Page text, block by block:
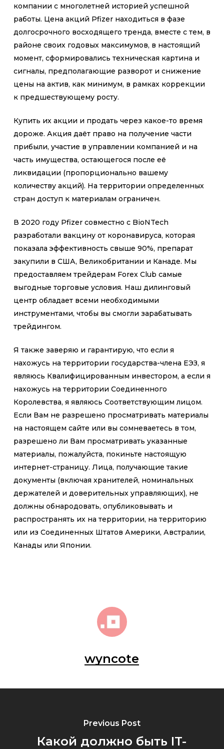
компании с многолетней историей успешной
работы. Цена акций Pfizer находиться в фазе
долгосрочного восходящего тренда, вместе с тем, в
районе своих годовых максимумов, в настоящий
момент, сформировались техническая картина и
сигналы, предполагающие разворот и снижение
цены на актив, как минимум, в рамках коррекции
к предшествующему росту.
Купить их акции и продать через какое-то время
дороже. Акция даёт право на получение части
прибыли, участие в управлении компанией и на
часть имущества, остающегося после её
ликвидации (пропорционально вашему
количеству акций). На территории определенных
стран доступ к материалам ограничен.
В 2020 году Pfizer совместно с BioNTech
разработали вакцину от коронавируса, которая
показала эффективность свыше 90%, препарат
закупили в США, Великобритании и Канаде. Мы
предоставляем трейдерам Forex Club самые
выгодные торговые условия. Наш дилинговый
центр обладает всеми необходимыми
инструментами, чтобы вы смогли зарабатывать
трейдингом.
Я также заверяю и гарантирую, что если я
нахожусь на территории государства-члена ЕЭЗ, я
являюсь Квалифицированным инвестором, а если я
нахожусь на территории Соединенного
Королевства, я являюсь Соответствующим лицом.
Если Вам не разрешено просматривать материалы
на настоящем сайте или вы сомневаетесь в том,
разрешено ли Вам просматривать указанные
материалы, пожалуйста, покиньте настоящую
интернет-страницу. Лица, получающие такие
документы (включая хранителей, номинальных
держателей и доверительных управляющих), не
должны обнародовать, опубликовывать и
распространять их на территории, на территорию
или из Соединенных Штатов Америки, Австралии,
Канады или Японии.
wyncote
Previous Post
Какой должно быть IT-